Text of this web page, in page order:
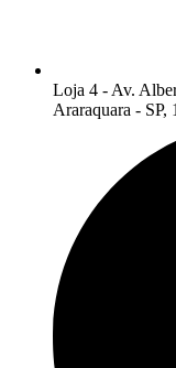
Loja 4 - Av.
Araraquara - SP,